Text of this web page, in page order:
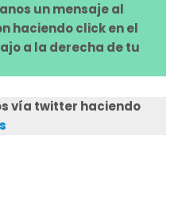
un mensaje al
haciendo click en el
a la derecha de tu
vía twitter haciendo